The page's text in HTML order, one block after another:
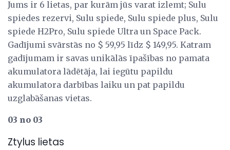
Jums ir 6 lietas, par kurām jūs varat izlemt; Sulu
spiedes rezervi, Sulu spiede, Sulu spiede plus, Sulu
spiede H2Pro, Sulu spiede Ultra un Space Pack.
Gadījumi svārstās no $ 59,95 līdz $ 149,95. Katram
gadījumam ir savas unikālās īpašības no pamata
akumulatora lādētāja, lai iegūtu papildu
akumulatora darbības laiku un pat papildu
uzglabāšanas vietas.
03 no 03
Ztylus lietas